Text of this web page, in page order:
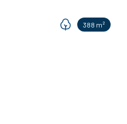
388 m²